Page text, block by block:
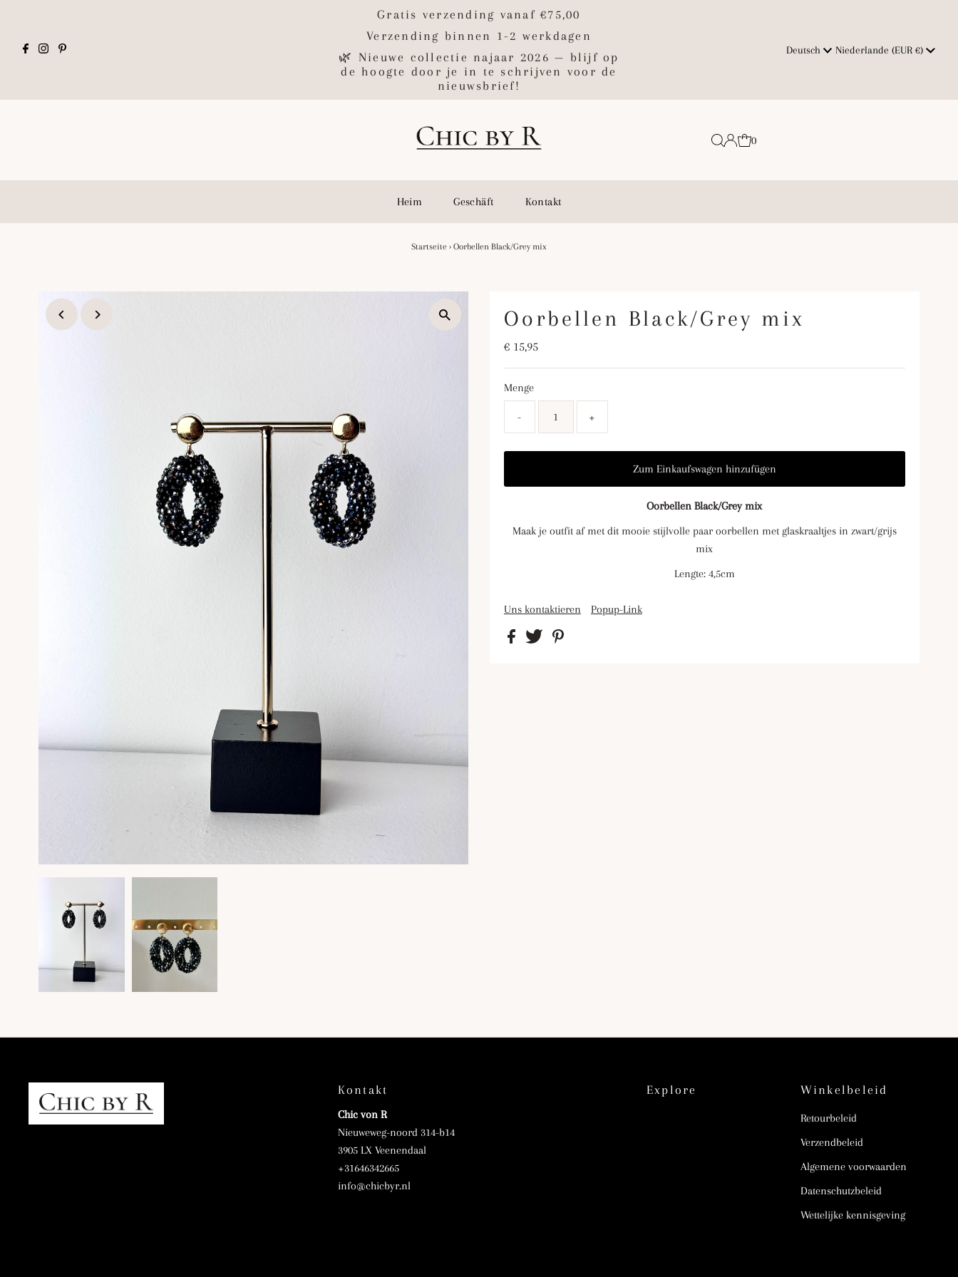
Gratis verzending vanaf €75,00
Verzending binnen 1-2 werkdagen
🌿 Nieuwe collectie najaar 2026 — blijf op
de hoogte door je in te schrijven voor de
nieuwsbrief!
Sprache
Deutsch Währung
Niederlande (EUR €)
0
Heim Geschäft Kontakt
Startseite › Oorbellen Black/Grey mix
Oorbellen Black/Grey mix
Regulärer
Preis
€ 15,95
Menge
- +
Oorbellen Black/Grey mix
Maak je outfit af met dit mooie stijlvolle paar oorbellen met glaskraaltjes in zwart/grijs
mix
Lengte: 4,5cm
Uns kontaktieren Popup-Link
Kontakt
Chic von R
Nieuweweg-noord 314-b14
3905 LX Veenendaal
+31646342665
info@chicbyr.nl
Explore Winkelbeleid
Retourbeleid
Verzendbeleid
Algemene voorwaarden
Datenschutzbeleid
Wettelijke kennisgeving